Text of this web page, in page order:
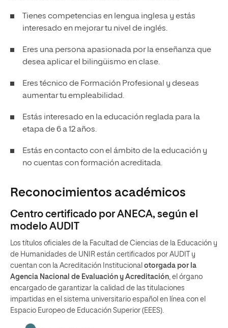
Tienes competencias en lengua inglesa y estás
interesado en mejorar tu nivel de inglés.
Eres una persona apasionada por la enseñanza que
desea aplicar el bilingüismo en clase.
Eres técnico de Formación Profesional y deseas
aumentar tu empleabilidad.
Estás interesado en la educación reglada para la
etapa de 6 a 12 años.
Estás en contacto con el ámbito de la educación y
no cuentas con formación acreditada.
Reconocimientos académicos
Centro certificado por ANECA, según el
modelo AUDIT
Los títulos oficiales de la Facultad de Ciencias de la Educación y
de Humanidades de UNIR están certificados por AUDIT y
cuentan con la Acreditación Institucional otorgada por la
Agencia Nacional de Evaluación y Acreditación, el órgano
encargado de garantizar la calidad de las titulaciones
impartidas en el sistema universitario español en línea con el
Espacio Europeo de Educación Superior (EEES).